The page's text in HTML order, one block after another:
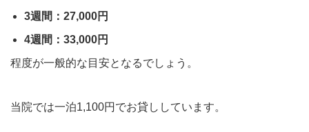
3週間：27,000円
4週間：33,000円
程度が一般的な目安となるでしょう。
当院では一泊1,100円でお貸ししています。